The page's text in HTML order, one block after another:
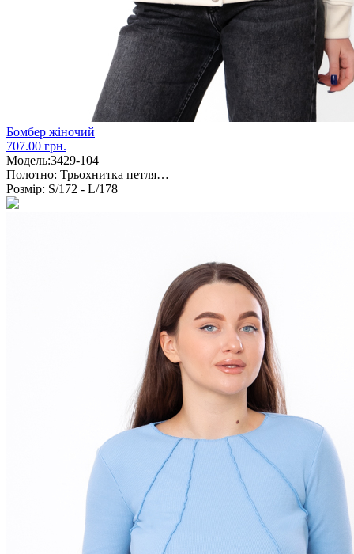
Бомбер жіночий
707.00 грн.
Модель:3429-104
Полотно: Трьохнитка петля…
Розмір: S/172 - L/178